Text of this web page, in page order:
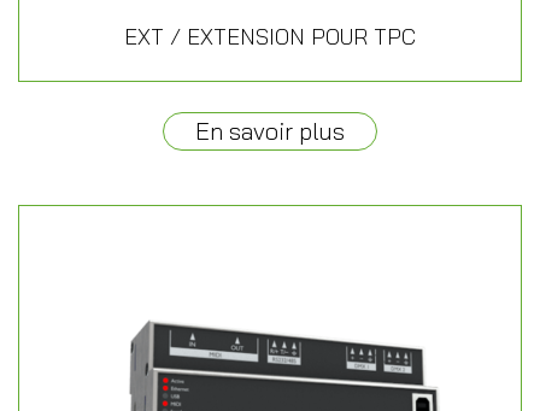
EXT / EXTENSION POUR TPC
En savoir plus